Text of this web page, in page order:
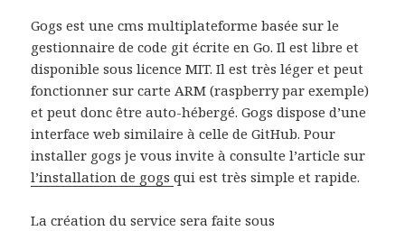
Gogs est une cms multiplateforme basée sur le
gestionnaire de code git écrite en Go. Il est libre et
disponible sous licence MIT. Il est très léger et peut
fonctionner sur carte ARM (raspberry par exemple)
et peut donc être auto-hébergé. Gogs dispose d’une
interface web similaire à celle de GitHub. Pour
installer gogs je vous invite à consulte l’article sur
l’installation de gogsqui est très simple et rapide.
La création du service sera faite sous